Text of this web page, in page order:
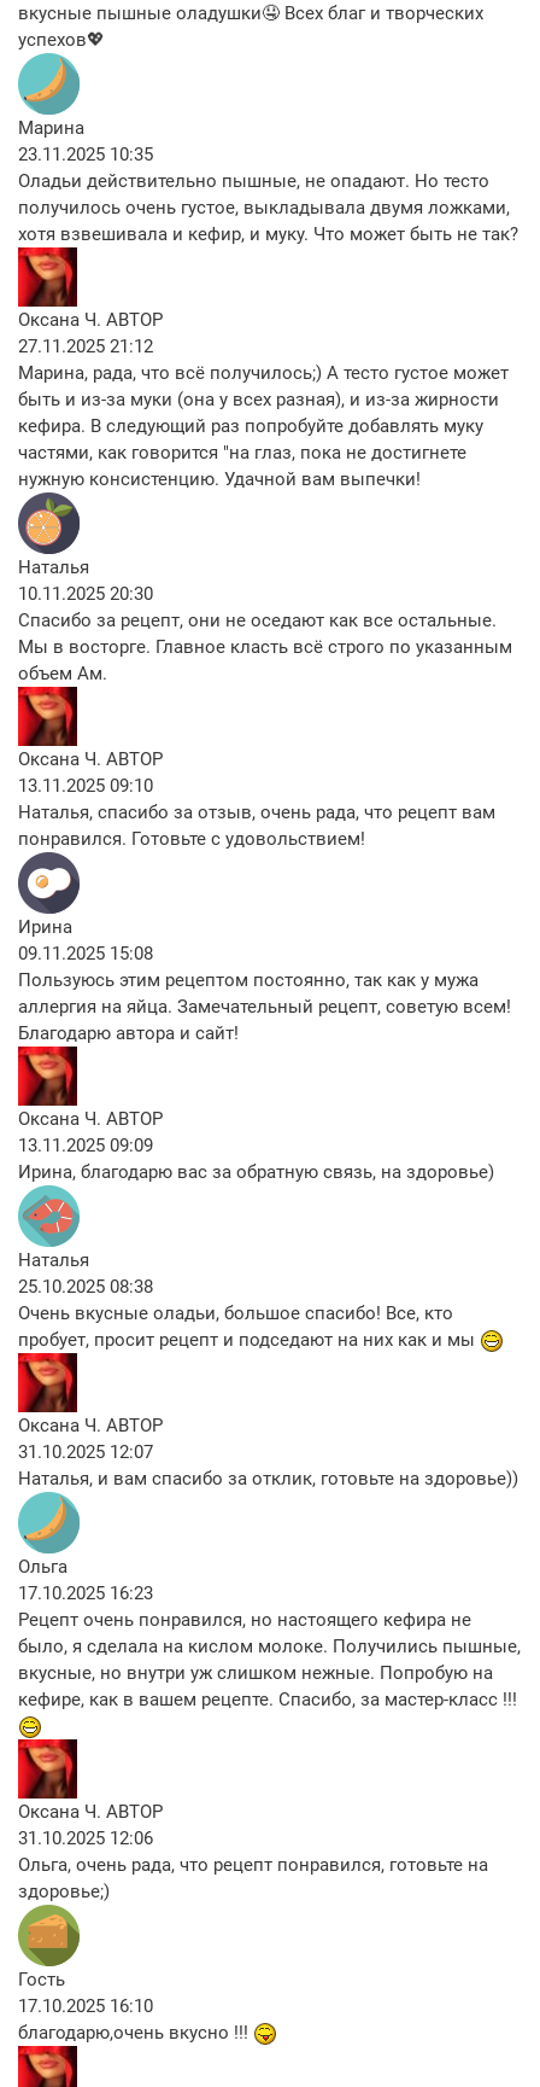
вкусные пышные оладушки🤤 Всех благ и творческих
успехов💖
Марина
23.11.2025 10:35
Оладьи действительно пышные, не опадают. Но тесто
получилось очень густое, выкладывала двумя ложками,
хотя взвешивала и кефир, и муку. Что может быть не так?
Оксана Ч. АВТОР
27.11.2025 21:12
Марина, рада, что всё получилось;) А тесто густое может
быть и из-за муки (она у всех разная), и из-за жирности
кефира. В следующий раз попробуйте добавлять муку
частями, как говорится "на глаз, пока не достигнете
нужную консистенцию. Удачной вам выпечки!
Наталья
10.11.2025 20:30
Спасибо за рецепт, они не оседают как все остальные.
Мы в восторге. Главное класть всё строго по указанным
объем Ам.
Оксана Ч. АВТОР
13.11.2025 09:10
Наталья, спасибо за отзыв, очень рада, что рецепт вам
понравился. Готовьте с удовольствием!
Ирина
09.11.2025 15:08
Пользуюсь этим рецептом постоянно, так как у мужа
аллергия на яйца. Замечательный рецепт, советую всем!
Благодарю автора и сайт!
Оксана Ч. АВТОР
13.11.2025 09:09
Ирина, благодарю вас за обратную связь, на здоровье)
Наталья
25.10.2025 08:38
Очень вкусные оладьи, большое спасибо! Все, кто
пробует, просит рецепт и подседают на них как и мы
Оксана Ч. АВТОР
31.10.2025 12:07
Наталья, и вам спасибо за отклик, готовьте на здоровье))
Ольга
17.10.2025 16:23
Рецепт очень понравился, но настоящего кефира не
было, я сделала на кислом молоке. Получились пышные,
вкусные, но внутри уж слишком нежные. Попробую на
кефире, как в вашем рецепте. Спасибо, за мастер-класс !!!
Оксана Ч. АВТОР
31.10.2025 12:06
Ольга, очень рада, что рецепт понравился, готовьте на
здоровье;)
Гость
17.10.2025 16:10
благодарю,очень вкусно !!!